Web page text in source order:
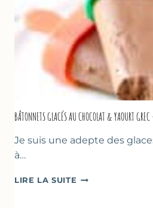
BÂTONNETS GLACÉS AU CHOCOLAT & YAOURT
Je suis une adepte des
à…
LIRE LA SUITE BÂTONNETS